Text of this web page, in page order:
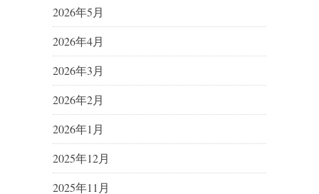
2026年5月
2026年4月
2026年3月
2026年2月
2026年1月
2025年12月
2025年11月